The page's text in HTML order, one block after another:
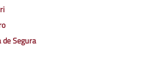
de Segura